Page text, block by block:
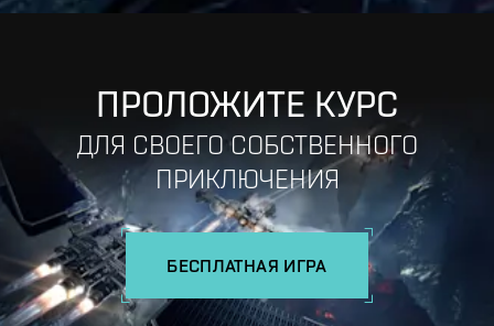
ПРОЛОЖИТЕ КУРС
ДЛЯ СВОЕГО СОБСТВЕННОГО
ПРИКЛЮЧЕНИЯ
БЕСПЛАТНАЯ ИГРА